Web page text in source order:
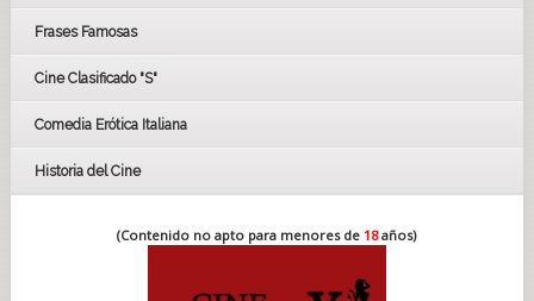
Frases Famosas
Cine Clasificado "S"
Comedia Erótica Italiana
Historia del Cine
(Contenido no apto para menores de 18años)